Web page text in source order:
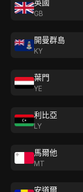
英國
GB
開曼群島
KY
葉門
YE
利比亞
LY
馬爾他
MT